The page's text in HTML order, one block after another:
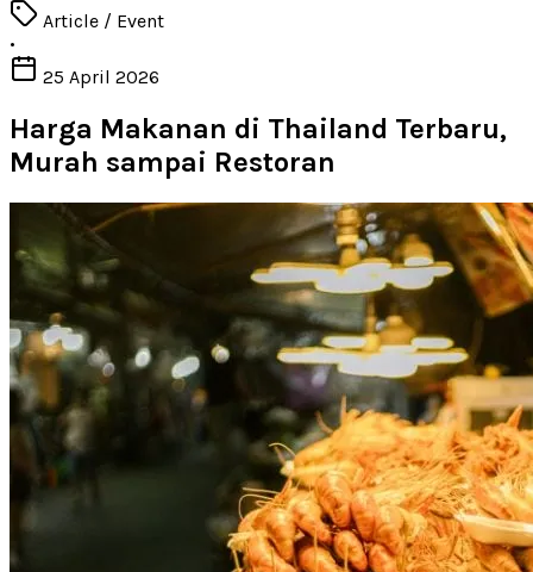
Article / Event
•
25 April 2026
Harga Makanan di Thailand Terbaru,
Murah sampai Restoran